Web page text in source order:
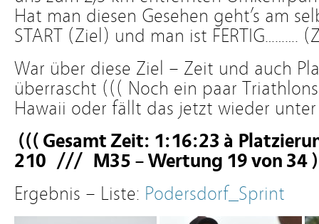
Hat man diesen Gesehen geht’s am
START (Ziel) und man ist FERTIG……….
War über diese Ziel – Zeit und auch
überrascht ((( Noch ein paar
Hawaii oder fällt das jetzt wieder
((( Gesamt Zeit: 1:16:23 à
210 /// M35 – Wertung 19 von 34
Ergebnis – Liste: Podersdorf_Sprint